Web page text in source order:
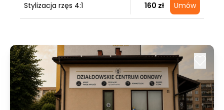
Stylizacja rzęs 4:1 160 zł Umów